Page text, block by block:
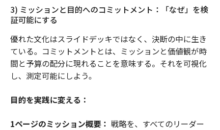
3) ミッションと目的へのコミットメント：「なぜ」を検
証可能にする
優れた文化はスライドデッキではなく、決断の中に生き
ている。コミットメントとは、ミッションと価値観が時
間と予算の配分に現れることを意味する。それを可視化
し、測定可能にしよう。
目的を実践に変える：
1ページのミッション概要： 戦略を、すべてのリーダー